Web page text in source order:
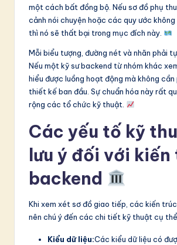
một cách bất đồng bộ. Nếu sơ đồ phụ
cảnh nói chuyện hoặc các quy ước không
thì nó sẽ thất bại trong mục đích này.
Mỗi biểu tượng, đường nét và nhãn phải
Nếu một kỹ sư backend từ nhóm khác
hiểu được luồng hoạt động mà không cần
thiết kế ban đầu. Sự chuẩn hóa này rất
rộng các tổ chức kỹ thuật.
Các yếu tố kỹ
lưu ý đối với kiến
backend
Khi xem xét sơ đồ giao tiếp, các kiến
nên chú ý đến các chi tiết kỹ thuật cụ
Kiểu dữ liệu:Các kiểu dữ liệu có